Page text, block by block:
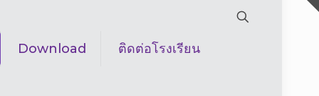
Download ติดต่อโรงเรียน